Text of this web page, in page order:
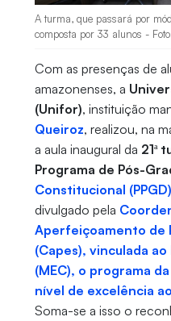
A turma, que passará por
composta por 33 alunos -
Com as presenças de
amazonenses, a
(Unifor), instituição
Queiroz, realizou, na
a aula inaugural da 21ª
Programa de Pós-
Constitucional (PPGD)
divulgado pela
Aperfeiçoamento de
(Capes), vinculada
(MEC), o programa
nível de excelência
Soma-se a isso o